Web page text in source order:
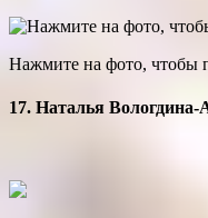
Нажмите на фото, чтобы
17. Наталья Вологдина-